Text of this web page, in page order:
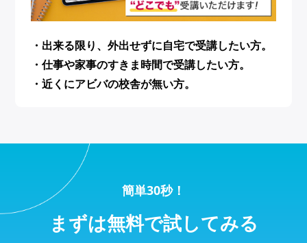
・出来る限り、外出せずに自宅で受講したい方。
・仕事や家事のすきま時間で受講したい方。
・近くにアビバの校舎が無い方。
簡単30秒！
まずは無料で試してみる